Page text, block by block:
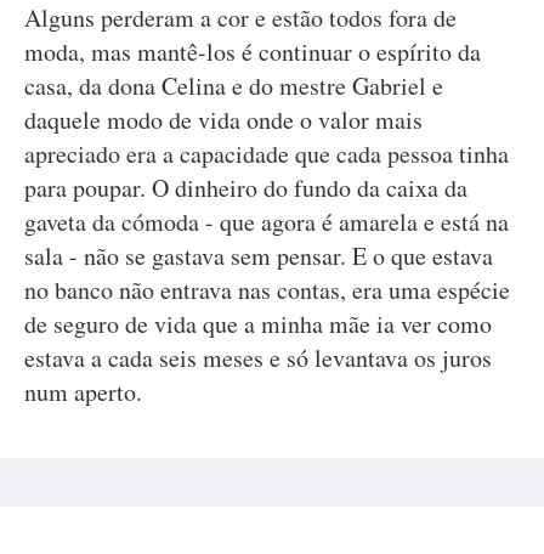
Alguns perderam a cor e estão todos fora de
moda, mas mantê-los é continuar o espírito da
casa, da dona Celina e do mestre Gabriel e
daquele modo de vida onde o valor mais
apreciado era a capacidade que cada pessoa tinha
para poupar. O dinheiro do fundo da caixa da
gaveta da cómoda - que agora é amarela e está na
sala - não se gastava sem pensar. E o que estava
no banco não entrava nas contas, era uma espécie
de seguro de vida que a minha mãe ia ver como
estava a cada seis meses e só levantava os juros
num aperto.